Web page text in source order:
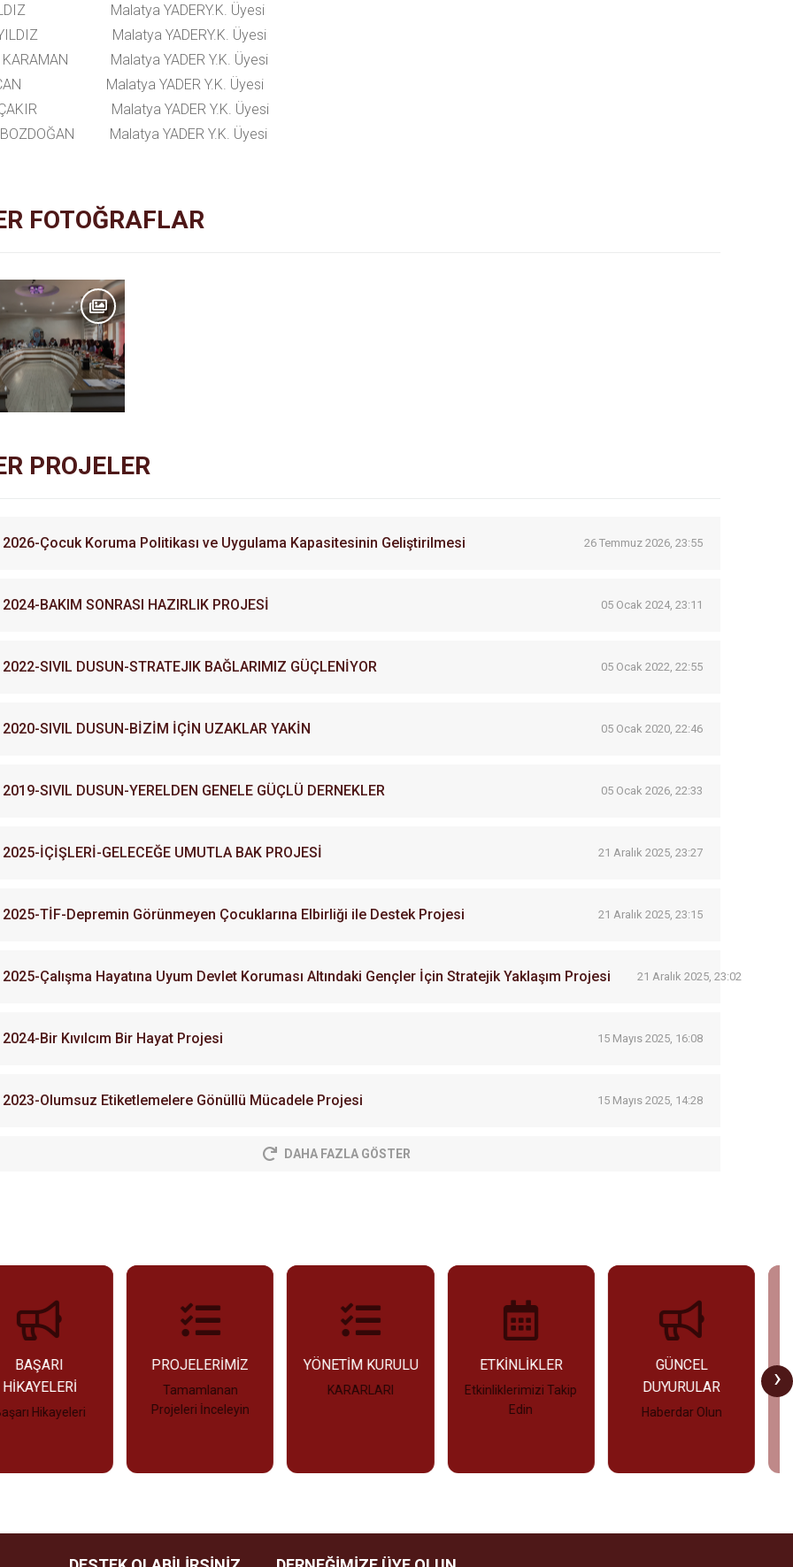
Malatya YADERY.K. Üyesi
YILDIZ Malatya YADERY.K. Üyesi
KARAMAN Malatya YADER Y.K. Üyesi
CAN Malatya YADER Y.K. Üyesi
ÇAKIR Malatya YADER Y.K. Üyesi
Malatya YADER Y.K. Üyesi
FOTOĞRAFLAR
PROJELER
2026-Çocuk Koruma Politikası ve Uygulama Kapasitesinin Geliştirilmesi 26 Temmuz 2026, 23:55
2024-BAKIM SONRASI HAZIRLIK PROJESİ 05 Ocak 2024, 23:11
2022-SIVIL DUSUN-STRATEJIK BAĞLARIMIZ GÜÇLENİYOR 05 Ocak 2022, 22:55
2020-SIVIL DUSUN-BİZİM İÇİN UZAKLAR YAKİN 05 Ocak 2020, 22:46
2019-SIVIL DUSUN-YERELDEN GENELE GÜÇLÜ DERNEKLER 05 Ocak 2026, 22:33
2025-İÇİŞLERİ-GELECEĞE UMUTLA BAK PROJESİ 21 Aralık 2025, 23:27
2025-TİF-Depremin Görünmeyen Çocuklarına Elbirliği ile Destek Projesi 21 Aralık 2025, 23:15
2025-Çalışma Hayatına Uyum Devlet Koruması Altındaki Gençler İçin Stratejik Yaklaşım Projesi 21 Aralık 2025, 23:02
2024-Bir Kıvılcım Bir Hayat Projesi 15 Mayıs 2025, 16:08
2023-Olumsuz Etiketlemelere Gönüllü Mücadele Projesi 15 Mayıs 2025, 14:28
DAHA FAZLA GÖSTER
›
BAŞARI
HİKAYELERİ
Hikayeleri
PROJELERİMİZ
Tamamlanan
Projeleri İnceleyin
YÖNETİM KURULU
KARARLARI
ETKİNLİKLER
Etkinliklerimizi Takip
Edin
GÜNCEL
DUYURULAR
Haberdar Olun